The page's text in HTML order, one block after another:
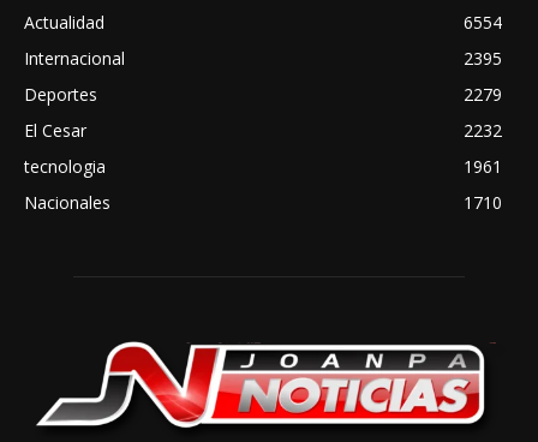
Actualidad
6554
Internacional
2395
Deportes
2279
El Cesar
2232
tecnologia
1961
Nacionales
1710